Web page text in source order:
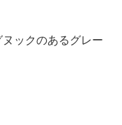
ックのあるグレー